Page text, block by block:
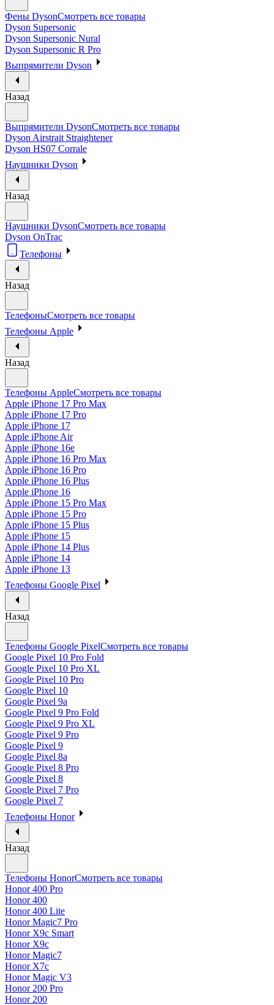
Фены DysonСмотреть все товары
Dyson Supersonic
Dyson Supersonic Nural
Dyson Supersonic R Pro
Выпрямители Dyson
Назад
Выпрямители DysonСмотреть все товары
Dyson Airstrait Straightener
Dyson HS07 Corrale
Наушники Dyson
Назад
Наушники DysonСмотреть все товары
Dyson OnTrac
Телефоны
Назад
ТелефоныСмотреть все товары
Телефоны Apple
Назад
Телефоны AppleСмотреть все товары
Apple iPhone 17 Pro Max
Apple iPhone 17 Pro
Apple iPhone 17
Apple iPhone Air
Apple iPhone 16e
Apple iPhone 16 Pro Max
Apple iPhone 16 Pro
Apple iPhone 16 Plus
Apple iPhone 16
Apple iPhone 15 Pro Max
Apple iPhone 15 Pro
Apple iPhone 15 Plus
Apple iPhone 15
Apple iPhone 14 Plus
Apple iPhone 14
Apple iPhone 13
Телефоны Google Pixel
Назад
Телефоны Google PixelСмотреть все товары
Google Pixel 10 Pro Fold
Google Pixel 10 Pro XL
Google Pixel 10 Pro
Google Pixel 10
Google Pixel 9a
Google Pixel 9 Pro Fold
Google Pixel 9 Pro XL
Google Pixel 9 Pro
Google Pixel 9
Google Pixel 8a
Google Pixel 8 Pro
Google Pixel 8
Google Pixel 7 Pro
Google Pixel 7
Телефоны Honor
Назад
Телефоны HonorСмотреть все товары
Honor 400 Pro
Honor 400
Honor 400 Lite
Honor Magic7 Pro
Honor X9c Smart
Honor X9c
Honor Magic7
Honor X7c
Honor Magic V3
Honor 200 Pro
Honor 200